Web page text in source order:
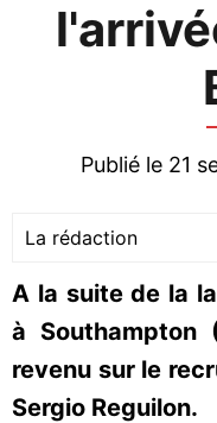
Publié le 21
La rédaction
A la suite de la
à Southampton
revenu sur le
Sergio Reguilon.